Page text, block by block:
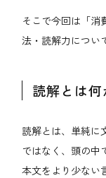
そこで今回は「消
法・読解力につい
読解とは何
読解とは、単純に
ではなく、頭の中
本文をより少ない